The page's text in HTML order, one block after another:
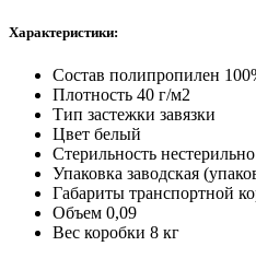
Характеристики:
Состав полипропилен
Плотность 40 г/м2
Тип застежки завязки
Цвет белый
Стерильность нестерильно
Упаковка заводская
Габариты транспортной
Объем 0,09
Вес коробки 8 кг